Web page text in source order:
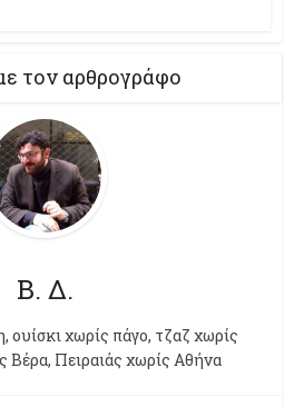
τον αρθρογράφο
Β. Δ.
ουίσκι χωρίς πάγο, τζαζ χωρίς
Βέρα, Πειραιάς χωρίς Αθήνα